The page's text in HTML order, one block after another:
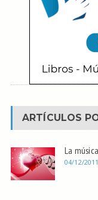
ARTÍCULOS
La
04/12/2011